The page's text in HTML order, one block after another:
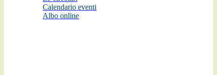
Calendario eventi
Albo online